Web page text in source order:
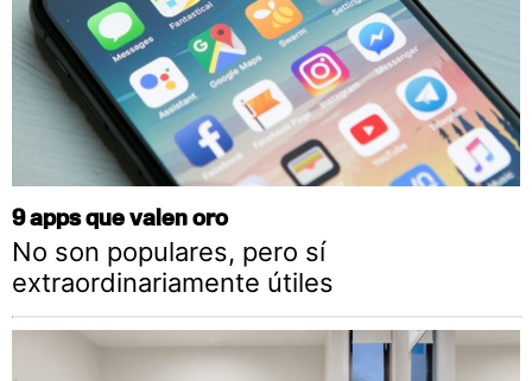
9 apps que valen oro
No son populares, pero sí
extraordinariamente útiles